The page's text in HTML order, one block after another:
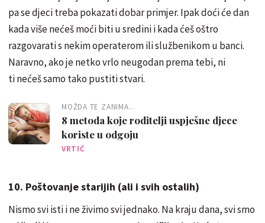
pa se djeci treba pokazati dobar primjer. Ipak doći će dan
kada više nećeš moći biti u sredini i kada ćeš oštro
razgovarati s nekim operaterom ili službenikom u banci.
Naravno, ako je netko vrlo neugodan prema tebi, ni
ti nećeš samo tako pustiti stvari.
MOŽDA TE ZANIMA...
8 metoda koje roditelji uspješne djece
koriste u odgoju
VRTIĆ
10. Poštovanje starijih (ali i svih ostalih)
Nismo svi isti i ne živimo svi jednako. Na kraju dana, svi smo